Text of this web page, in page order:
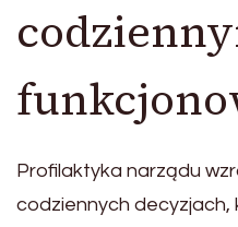
Profilaktyka narządu
codziennych decyzjach,